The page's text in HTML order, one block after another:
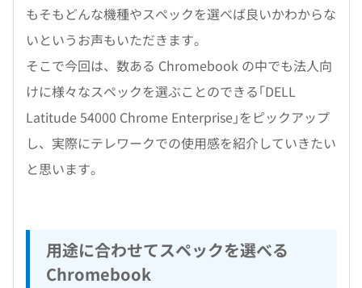
もそもどんな機種やスペックを選べば良いかわからな
いというお声もいただきます。
そこで今回は、数ある Chromebook の中でも法人向
けに様々なスペックを選ぶことのできる｢DELL
Latitude 54000 Chrome Enterprise｣をピックアップ
し、実際にテレワークでの使用感を紹介していきたい
と思います。
用途に合わせてスペックを選べる
Chromebook